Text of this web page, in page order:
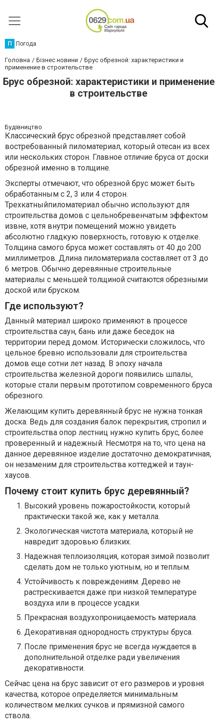
П Погода
Головна Бізнес новини
Брус обрезной: характеристики и
применение в строительстве
Брус обрезной: характеристики и применение
в строительстве
Будівництво
Классический брус обрезной представляет собой
востребованный пиломатериал, который отесан из всех
или нескольких сторон. Главное отличие бруса от доски
обрезной именно в толщине.
Эксперты отмечают, что обрезной брус может быть
обработанным с 2, 3 или 4 сторон.
Трехкатныйпиломатериал обычно используют для
строительства домов с цельнобревенчатым эффектом
извне, хотя внутри помещений можно увидеть
абсолютно гладкую поверхность, готовую к отделке.
Толщина самого бруса может составлять от 40 до 200
миллиметров. Длина пиломатериала составляет от 3 до
6 метров. Обычно деревянные строительные
материалы с меньшей толщиной считаются обрезными
доской или бруском.
Где используют?
Данный материал широко применяют в процессе
строительства саун, бань или даже беседок на
территории перед домом. Исторически сложилось, что
цельное бревно использовали для строительства
домов еще сотни лет назад. В эпоху начала
строительства железной дороги появились шпалы,
которые стали первым прототипом современного бруса
обрезного.
Желающим купить деревянный брус не нужна тонкая
доска. Ведь для создания балок перекрытия, стропил и
строительства опор лестниц нужно купить брус, более
проверенный и надежный. Несмотря на то, что цена на
данное деревянное изделие достаточно демократичная,
он незаменим для строительства коттеджей и таун-
хаусов.
Почему стоит купить брус деревянный?
Высокий уровень пожаростойкости, который
практически такой же, как у металла.
Экологическая чистота материала, который не
навредит здоровью близких.
Надежная теплоизоляция, которая зимой позволит
сделать дом не только уютным, но и теплым.
Устойчивость к повреждениям. Дерево не
растрескивается даже при низкой температуре
воздуха или в процессе усадки.
Прекрасная воздухопроницаемость материала.
Декоративная однородность структуры бруса.
После применения брус не всегда нуждается в
дополнительной отделке ради увеличения
декоративности.
Сейчас цена на брус зависит от его размеров и уровня
качества, которое определяется минимальным
количеством мелких сучков и прямизной самого
ствола.